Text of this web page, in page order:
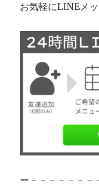
お気軽にLINEメ
ー－－－－－－－